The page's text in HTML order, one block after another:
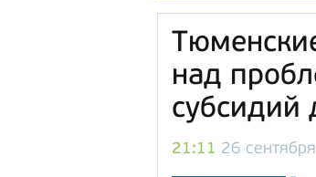
над
субсидий
21:11 26